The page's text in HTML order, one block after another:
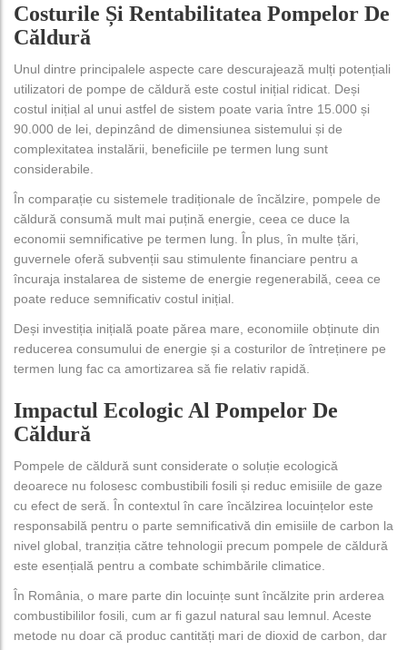
Costurile Și Rentabilitatea Pompelor De
Căldură
Unul dintre principalele aspecte care descurajează mulți potențiali
utilizatori de pompe de căldură este costul inițial ridicat. Deși
costul inițial al unui astfel de sistem poate varia între 15.000 și
90.000 de lei, depinzând de dimensiunea sistemului și de
complexitatea instalării, beneficiile pe termen lung sunt
considerabile.
În comparație cu sistemele tradiționale de încălzire, pompele de
căldură consumă mult mai puțină energie, ceea ce duce la
economii semnificative pe termen lung. În plus, în multe țări,
guvernele oferă subvenții sau stimulente financiare pentru a
încuraja instalarea de sisteme de energie regenerabilă, ceea ce
poate reduce semnificativ costul inițial.
Deși investiția inițială poate părea mare, economiile obținute din
reducerea consumului de energie și a costurilor de întreținere pe
termen lung fac ca amortizarea să fie relativ rapidă.
Impactul Ecologic Al Pompelor De
Căldură
Pompele de căldură sunt considerate o soluție ecologică
deoarece nu folosesc combustibili fosili și reduc emisiile de gaze
cu efect de seră. În contextul în care încălzirea locuințelor este
responsabilă pentru o parte semnificativă din emisiile de carbon la
nivel global, tranziția către tehnologii precum pompele de căldură
este esențială pentru a combate schimbările climatice.
În România, o mare parte din locuințe sunt încălzite prin arderea
combustibililor fosili, cum ar fi gazul natural sau lemnul. Aceste
metode nu doar că produc cantități mari de dioxid de carbon, dar